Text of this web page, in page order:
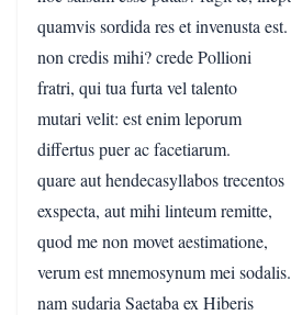
quamvis sordida res et invenusta est.
non credis mihi? crede Pollioni
fratri, qui tua furta vel talento
mutari velit: est enim leporum
differtus puer ac facetiarum.
quare aut hendecasyllabos trecentos
exspecta, aut mihi linteum remitte,
quod me non movet aestimatione,
verum est mnemosynum mei sodalis.
nam sudaria Saetaba ex Hiberis